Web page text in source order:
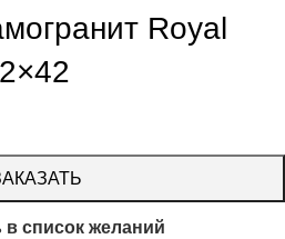
Royal
в список желаний